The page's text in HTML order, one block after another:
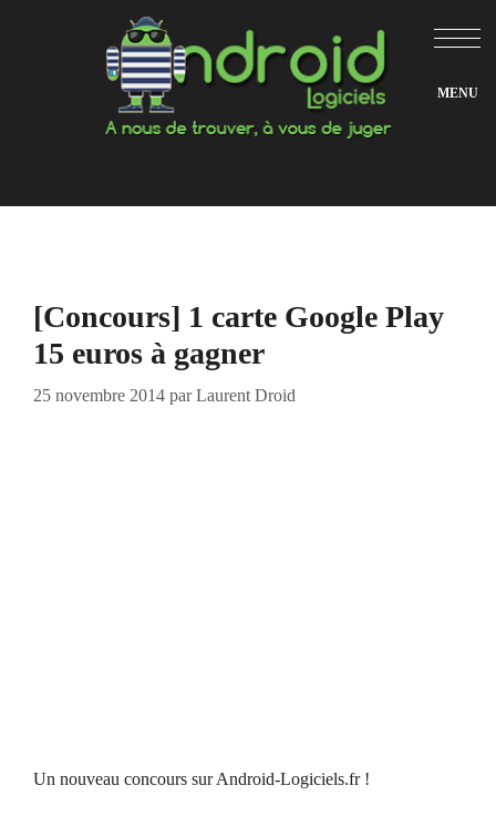
[Concours] 1 carte Google Play
15 euros à gagner
25 novembre 2014 parLaurent Droid
Un nouveau concours sur Android-Logiciels.fr !